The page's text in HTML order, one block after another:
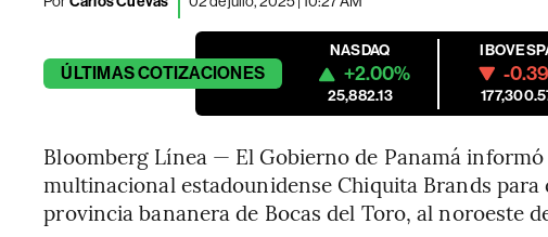
ÚLTIMASCOTIZACIONES
NASDAQ
+2.00%
25,882.13
-
Bloomberg Línea — El Gobierno de Panamá
multinacional estadounidense Chiquita Brands para
provincia bananera de Bocas del Toro, al noroeste